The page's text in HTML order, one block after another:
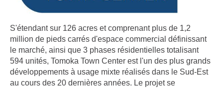
S'étendant sur 126 acres et comprenant plus de 1,2
million de pieds carrés d'espace commercial définissant
le marché, ainsi que 3 phases résidentielles totalisant
594 unités, Tomoka Town Center est l'un des plus grands
développements à usage mixte réalisés dans le Sud-Est
au cours des 20 dernières années. Le projet se